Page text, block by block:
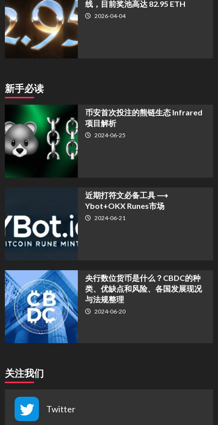
线，目前奖池高达 82.95 ETH
2026-04-04
新手必读
币安首次投注的熊链生态 Infrared
项目解析
2024-06-25
近期打符文必备工具 ⟶
Ybot+OKX Runes市场
2024-06-21
央行数位货币是什么？CBDC的种
类、优缺点和风险、各国发展现况
与法规整理
2024-06-20
关注我们
Twitter